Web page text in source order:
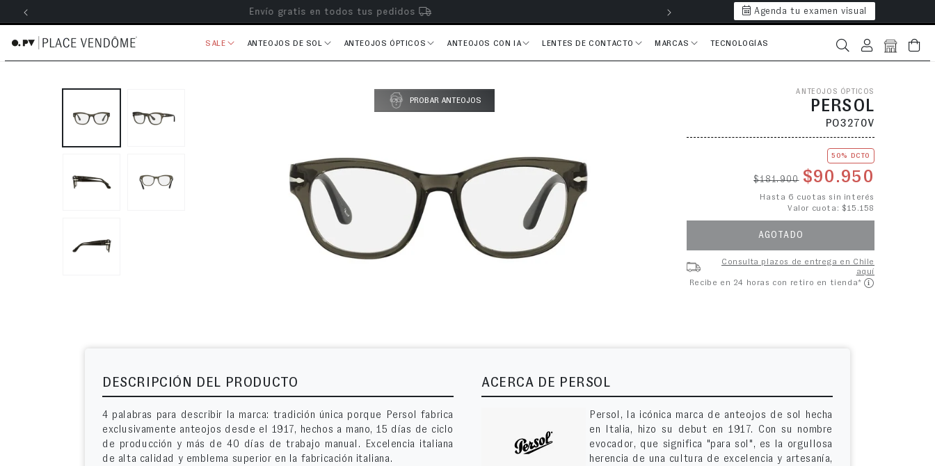
al contenido Envío gratis en todos tus pedidos Hasta 6 cuotas
Agenda tu examen visual
SALE ANTEOJOS DE SOL ANTEOJOS ÓPTICOS ANTEOJOS CON IA LENTES DE CONTACTO MARCAS TECNOLOGÍAS Iniciar sesión Bolsa
PROBAR ANTEOJOS
ANTEOJOS ÓPTICOS
PERSOL
PO3270V
50% DCTO
Precio habitual
$181.900 $90.950
Hasta 6 cuotas sin interés
Valor cuota: $15.158
AGOTADO
Consulta plazos de entrega en Chile
aquí
Recibe en 24 horas con retiro en tienda*
DESCRIPCIÓN DEL PRODUCTO
4 palabras para describir la marca: tradición única porque Persol fabrica
exclusivamente anteojos desde el 1917, hechos a mano, 15 días de ciclo
de producción y más de 40 días de trabajo manual. Excelencia italiana
de alta calidad y emblema superior en la fabricación italiana.
ACERCA DE PERSOL
Persol, la icónica marca de anteojos de sol hecha
en Italia, hizo su debut en 1917. Con su nombre
evocador, que significa "para sol", es la orgullosa
herencia de una cultura de excelencia y artesanía,